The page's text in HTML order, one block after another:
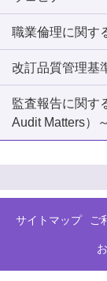
職業倫理に関す
改訂品質管理基
監査報告に関す
Audit Matters）～
サイトマップ ご